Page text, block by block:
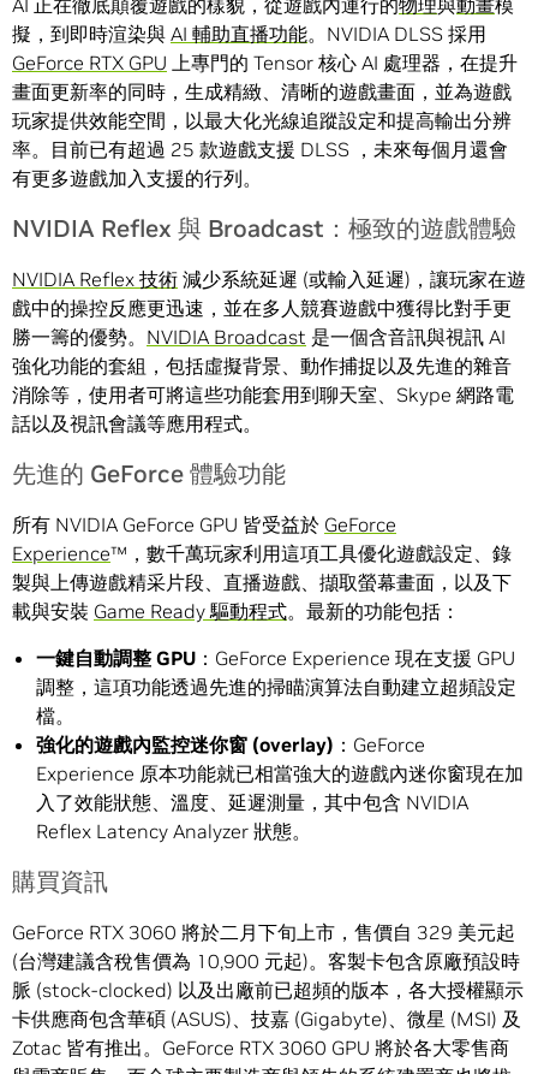
AI 正在徹底顛覆遊戲的樣貌，從遊戲內運行的物理與動畫模
擬，到即時渲染與 AI 輔助直播功能。NVIDIA DLSS 採用
GeForce RTX GPU 上專門的 Tensor 核心 AI 處理器，在提升
畫面更新率的同時，生成精緻、清晰的遊戲畫面，並為遊戲
玩家提供效能空間，以最大化光線追蹤設定和提高輸出分辨
率。目前已有超過 25 款遊戲支援 DLSS ，未來每個月還會
有更多遊戲加入支援的行列。
NVIDIA Reflex 與 Broadcast：極致的遊戲體驗
NVIDIA Reflex 技術 減少系統延遲 (或輸入延遲)，讓玩家在遊
戲中的操控反應更迅速，並在多人競賽遊戲中獲得比對手更
勝一籌的優勢。 NVIDIA Broadcast 是一個含音訊與視訊 AI
強化功能的套組，包括虛擬背景、動作捕捉以及先進的雜音
消除等，使用者可將這些功能套用到聊天室、Skype 網路電
話以及視訊會議等應用程式。
先進的 GeForce 體驗功能
所有 NVIDIA GeForce GPU 皆受益於 GeForce
Experience™，數千萬玩家利用這項工具優化遊戲設定、錄
製與上傳遊戲精采片段、直播遊戲、擷取螢幕畫面，以及下
載與安裝 Game Ready 驅動程式。最新的功能包括：
一鍵自動調整 GPU ：GeForce Experience 現在支援 GPU
調整，這項功能透過先進的掃瞄演算法自動建立超頻設定
檔。
強化的遊戲內監控迷你窗 (overlay) ：GeForce
Experience 原本功能就已相當強大的遊戲內迷你窗現在加
入了效能狀態、溫度、延遲測量，其中包含 NVIDIA
Reflex Latency Analyzer 狀態。
購買資訊
GeForce RTX 3060 將於二月下旬上市，售價自 329 美元起
(台灣建議含稅售價為 10,900 元起)。客製卡包含原廠預設時
脈 (stock-clocked) 以及出廠前已超頻的版本，各大授權顯示
卡供應商包含華碩 (ASUS)、技嘉 (Gigabyte)、微星 (MSI) 及
Zotac 皆有推出。GeForce RTX 3060 GPU 將於各大零售商